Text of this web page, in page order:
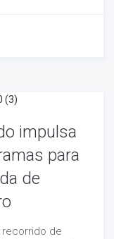
impulsa
para
de
recorrido de